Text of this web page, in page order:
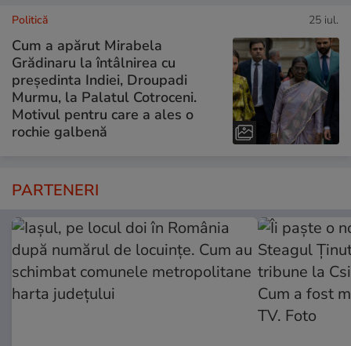
Politică 25 iul.
Cum a apărut Mirabela
Grădinaru la întâlnirea cu
președinta Indiei, Droupadi
Murmu, la Palatul Cotroceni.
Motivul pentru care a ales o
rochie galbenă
PARTENERI